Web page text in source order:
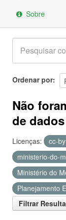
Sobre
Ordenar por
Não
de dados
Licenças: cc-by
ministerio-do-
Ministério do
Planejamento
Filtrar